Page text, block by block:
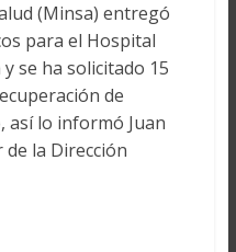
(Minsa) entregó
para el Hospital
se ha solicitado 15
de
así lo informó Juan
la Dirección